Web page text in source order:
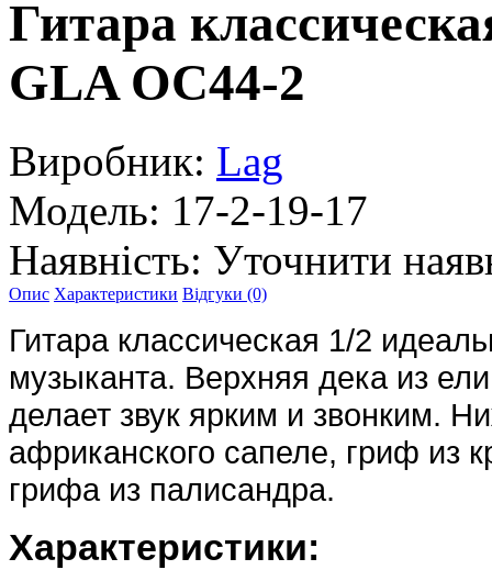
Гитара
GLA OC44-2
Виробник: Lag
Модель: 17-2-19-17
Наявність: Уточнити
Опис Характеристики Відгуки (0)
Гитара классическая 1/2
музыканта. Верхняя дека из
делает звук ярким и звонким.
африканского сапеле, гриф из
грифа из палисандра.
Характеристики: